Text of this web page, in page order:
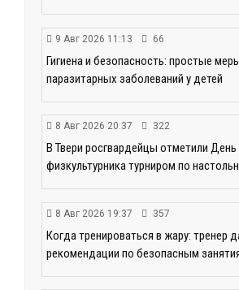
9 Авг 2026 11:13 66
Гигиена и безопасность: простые
паразитарных заболеваний у детей
8 Авг 2026 20:37 322
В Твери росгвардейцы отметили День
физкультурника турниром по
8 Авг 2026 19:37 357
Когда тренироваться в жару: тренер
рекомендации по безопасным